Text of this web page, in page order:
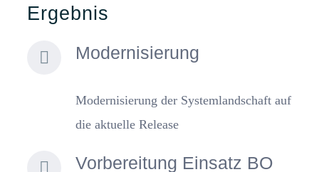
Ergebnis
Modernisierung
Modernisierung der Systemlandschaft auf
die aktuelle Release
Vorbereitung Einsatz BO